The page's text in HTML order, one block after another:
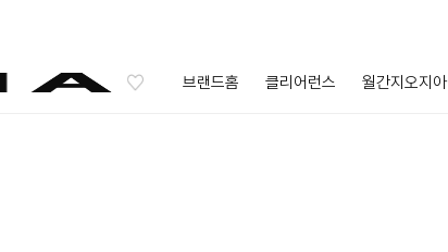
브랜드홈 클리어런스 월간지오지아